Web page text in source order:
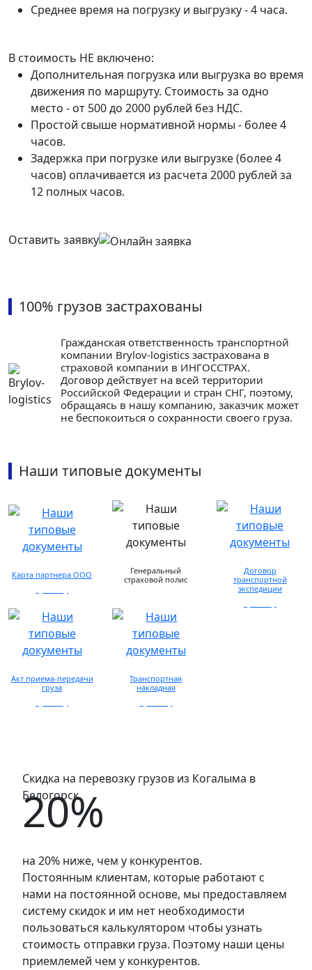
Среднее время на погрузку и выгрузку - 4 часа.
В стоимость НЕ включено:
Дополнительная погрузка или выгрузка во время
движения по маршруту. Стоимость за одно
место - от 500 до 2000 рублей без НДС.
Простой свыше нормативной нормы - более 4
часов.
Задержка при погрузке или выгрузке (более 4
часов) оплачивается из расчета 2000 рублей за
12 полных часов.
Оставить заявку
100% грузов застрахованы
Гражданская ответственность транспортной
компании Brylov-logistics застрахована в
страховой компании в ИНГОСCТРАХ.
Договор действует на всей территории
Российской Федерации и стран СНГ, поэтому,
обращаясь в нашу компанию, заказчик может
не беспокоиться о сохранности своего груза.
Наши типовые документы
Карта партнера ООО
Генеральный
страховой полис
Договор
транспортной
экспедиции
Акт приема-передачи
груза
Транспортная
накладная
Скидка на перевозку грузов из Когалыма в
Белогорск
20%
на 20% ниже, чем у конкурентов.
Постоянным клиентам, которые работают с
нами на постоянной основе, мы предоставляем
систему скидок и им нет необходимости
пользоваться калькулятором чтобы узнать
стоимость отправки груза. Поэтому наши цены
приемлемей чем у конкурентов.